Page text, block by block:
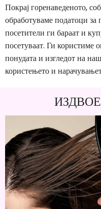
Покрај горенаведеното,
обработуваме податоци
посетители ги бараат и
посетуваат. Ги користиме
понудата и изгледот на
користењето и